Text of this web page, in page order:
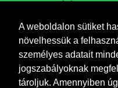
A weboldalon sütiket
növelhessük a
személyes adatait
jogszabályoknak
tároljuk. Amennyiben
Megnyitja Ráckevei